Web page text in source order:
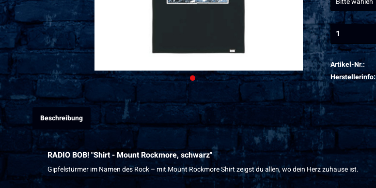
Artikel-Nr.:
Herstellerinfo:
Beschreibung
RADIO BOB! "Shirt - Mount Rockmore, schwarz"
Gipfelstürmer im Namen des Rock – mit Mount Rockmore Shirt zeigst du allen, wo dein Herz zuhause ist.